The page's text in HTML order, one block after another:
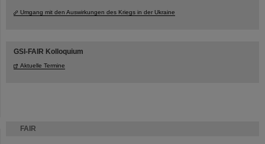
FAIR
Umgang mit den Auswirkungen des Kriegs in der Ukraine
GSI-FAIR Kolloquium
Aktuelle Termine